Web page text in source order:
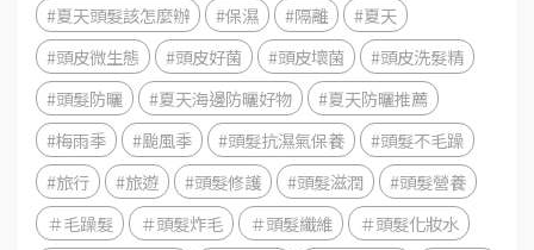
#夏天頭髮該怎麼辦
#保濕 #隔離
#夏天
#頭皮微生態
#頭皮好菌 #頭皮壞菌
#頭皮洗髮精
#頭髮防曬
#夏天海邊防曬好物
#夏天防曬推薦
#梅雨季
#颱風季 #頭髮抗濕氣保養
#頭髮不毛躁
#旅行
#旅遊 #頭髮修護 #頭髮滋潤
#頭髮營養
＃毛躁髮
＃頭髮炸毛 ＃頭髮纖維
＃頭髮化妝水